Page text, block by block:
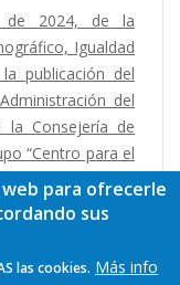
de 2024, de la
Igualdad
publicación del
del
la Consejería de
“Centro para el
la aplicación
en el
para ofrecerle
sus
las cookies. Más info